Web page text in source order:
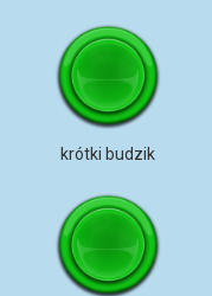
krótki budzik